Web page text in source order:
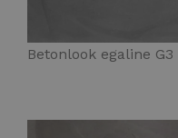
Betonlook egaline G3